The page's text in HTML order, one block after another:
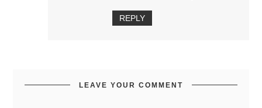
REPLY
LEAVE YOUR COMMENT